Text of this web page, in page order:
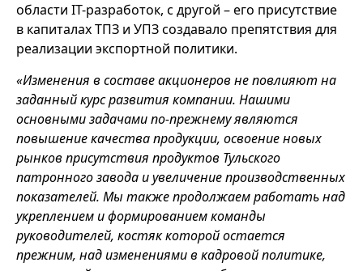
области IT-разработок, с другой – его присутствие
в капиталах ТПЗ и УПЗ создавало препятствия для
реализации экспортной политики.
«Изменения в составе акционеров не повлияют на
заданный курс развития компании. Нашими
основными задачами по-прежнему являются
повышение качества продукции, освоение новых
рынков присутствия продуктов Тульского
патронного завода и увеличение производственных
показателей. Мы также продолжаем работать над
укреплением и формированием команды
руководителей, костяк которой остается
прежним, над изменениями в кадровой политике,